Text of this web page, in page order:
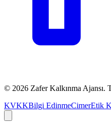
© 2026 Zafer Kalkınma Ajansı.
KVKKBilgi EdinmeCimerEtik